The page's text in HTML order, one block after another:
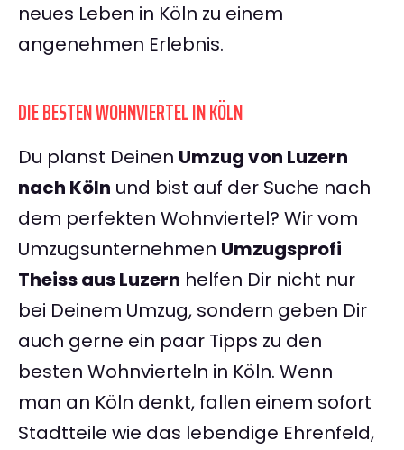
neues Leben in Köln zu einem
angenehmen Erlebnis.
DIE BESTEN WOHNVIERTEL IN KÖLN
Du planst Deinen Umzug von Luzern
nach Köln und bist auf der Suche nach
dem perfekten Wohnviertel? Wir vom
Umzugsunternehmen Umzugsprofi
Theiss aus Luzern helfen Dir nicht nur
bei Deinem Umzug, sondern geben Dir
auch gerne ein paar Tipps zu den
besten Wohnvierteln in Köln. Wenn
man an Köln denkt, fallen einem sofort
Stadtteile wie das lebendige Ehrenfeld,